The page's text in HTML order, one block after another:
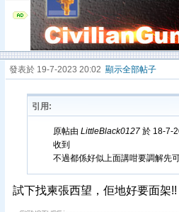
發表於 19-7-2023 20:02 顯示全部帖子
引用:
原帖由 LittleBlack0127於 18-7-
收到
不過都係好似上面講咁要調解先
試下找柬張西望，佢地好要面架!!